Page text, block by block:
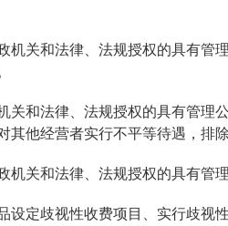
和法律、法规授权的具有管理
法律、法规授权的具有管理公
其他经营者实行不平等待遇，排
和法律、法规授权的具有管理
定歧视性收费项目、实行歧视